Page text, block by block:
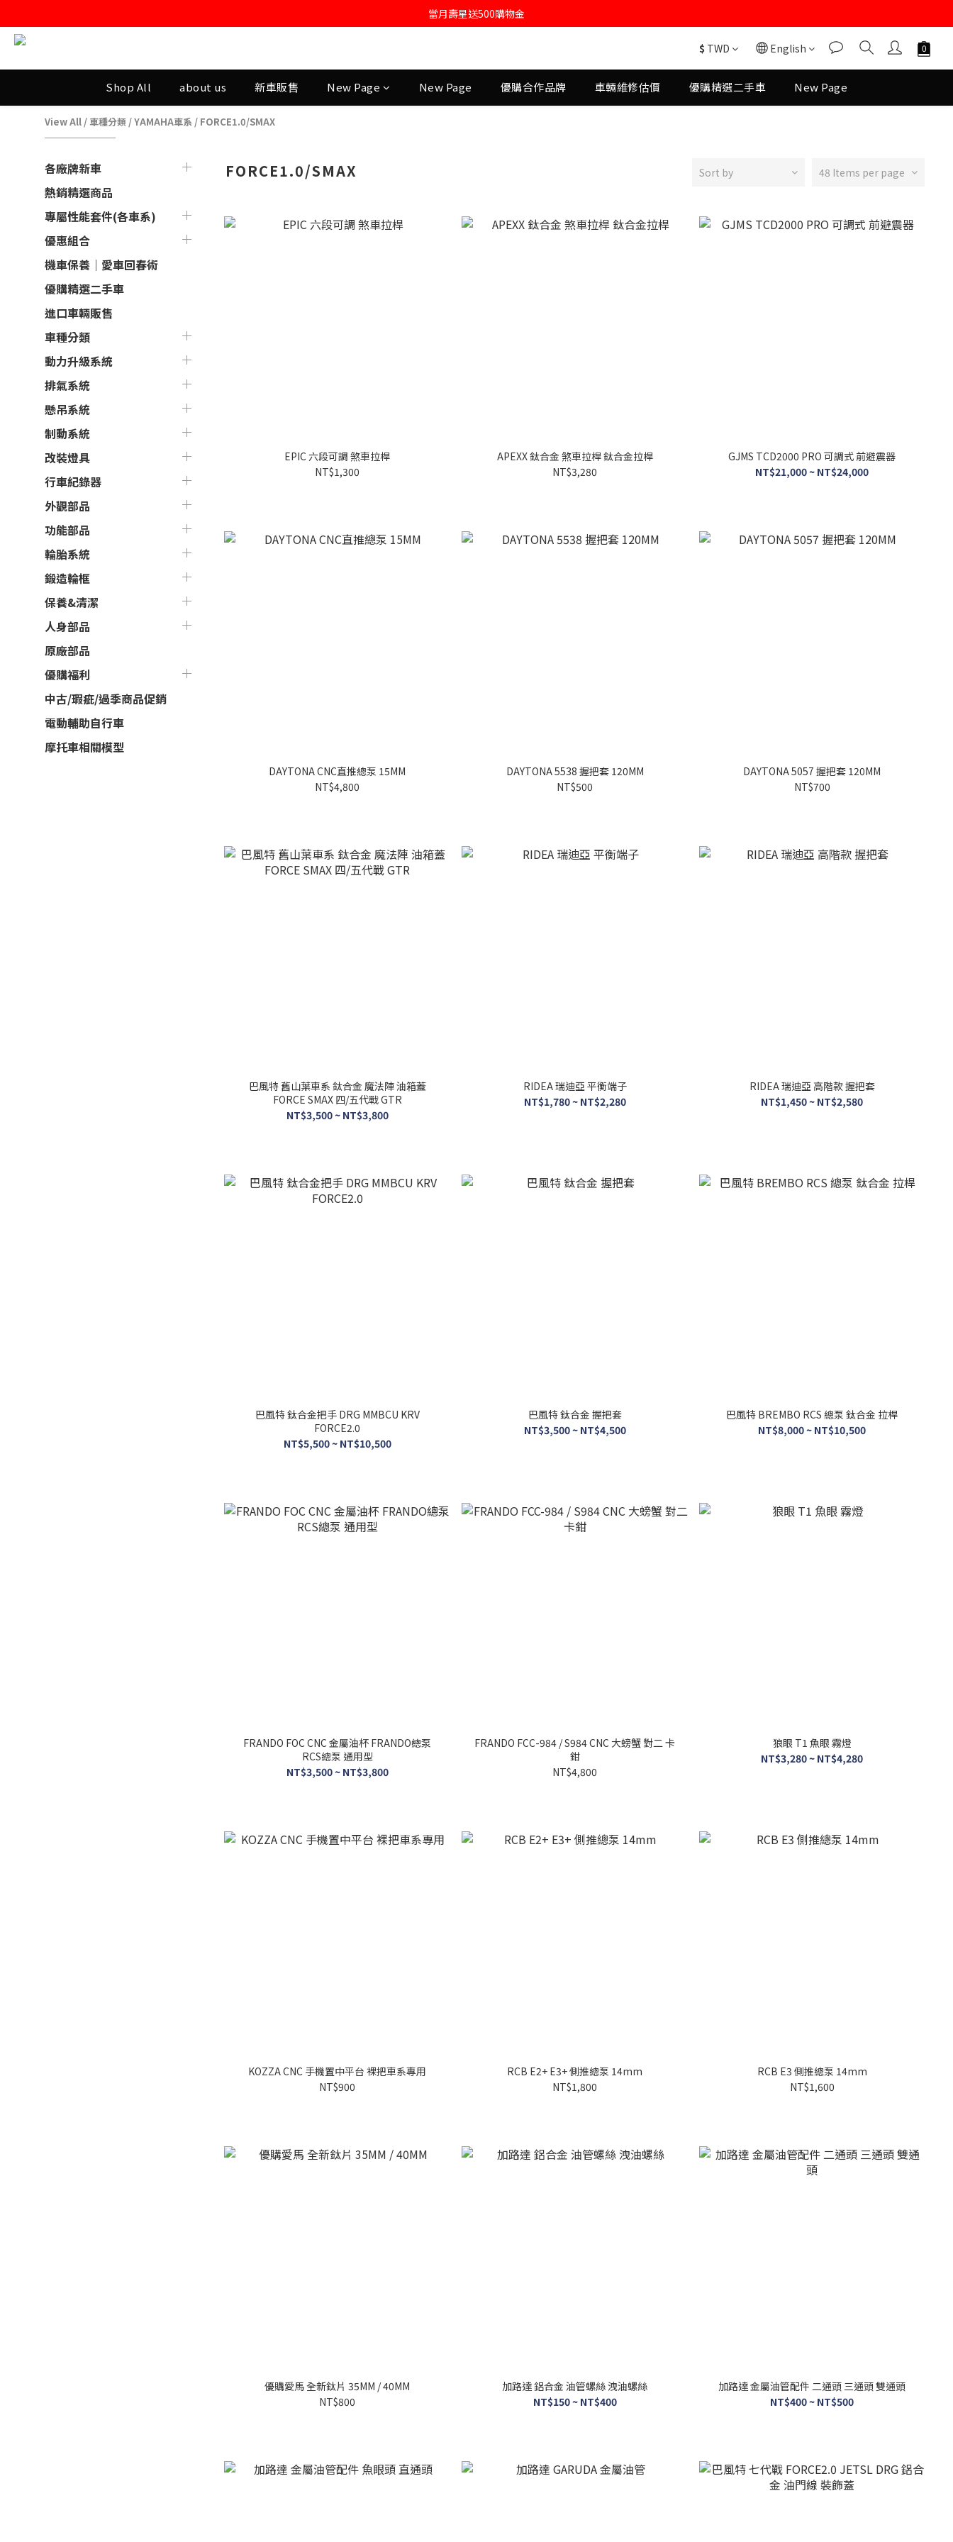
註冊會員即送購物金100
註冊會員即送購物金100
$ TWD English
Shop All about us 新車販售 New Page New Page 優購合作品牌 車輛維修估價 優購精選二手車 New Page
View All / 車種分類 /YAMAHA車系 / FORCE1.0/SMAX
各廠牌新車
熱銷精選商品
專屬性能套件(各車系)
優惠組合
機車保養｜愛車回春術
優購精選二手車
進口車輛販售
車種分類
動力升級系統
排氣系統
懸吊系統
制動系統
改裝燈具
行車紀錄器
外觀部品
功能部品
輪胎系統
鍛造輪框
保養&清潔
人身部品
原廠部品
優購福利
中古/瑕疵/過季商品促銷
電動輔助自行車
摩托車相關模型
FORCE1.0/SMAX Sort by 48 Items per page
EPIC 六段可調 煞車拉桿
NT$1,300
APEXX 鈦合金 煞車拉桿 鈦合金拉桿
NT$3,280
GJMS TCD2000 PRO 可調式 前避震器
NT$21,000 ~ NT$24,000
DAYTONA CNC直推總泵 15MM
NT$4,800
DAYTONA 5538 握把套 120MM
NT$500
DAYTONA 5057 握把套 120MM
NT$700
巴風特 舊山葉車系 鈦合金 魔法陣 油箱蓋
FORCE SMAX 四/五代戰 GTR
NT$3,500 ~ NT$3,800
RIDEA 瑞迪亞 平衡端子
NT$1,780 ~ NT$2,280
RIDEA 瑞迪亞 高階款 握把套
NT$1,450 ~ NT$2,580
巴風特 鈦合金把手 DRG MMBCU KRV
FORCE2.0
NT$5,500 ~ NT$10,500
巴風特 鈦合金 握把套
NT$3,500 ~ NT$4,500
巴風特 BREMBO RCS 總泵 鈦合金 拉桿
NT$8,000 ~ NT$10,500
FRANDO FOC CNC 金屬油杯 FRANDO總泵
RCS總泵 通用型
NT$3,500 ~ NT$3,800
FRANDO FCC-984 / S984 CNC 大螃蟹 對二 卡
鉗
NT$4,800
狼眼 T1 魚眼 霧燈
NT$3,280 ~ NT$4,280
KOZZA CNC 手機置中平台 裸把車系專用
NT$900
RCB E2+ E3+ 側推總泵 14mm
NT$1,800
RCB E3 側推總泵 14mm
NT$1,600
優購愛馬 全新鈦片 35MM / 40MM
NT$800
加路達 鋁合金 油管螺絲 洩油螺絲
NT$150 ~ NT$400
加路達 金屬油管配件 二通頭 三通頭 雙通頭
NT$400 ~ NT$500